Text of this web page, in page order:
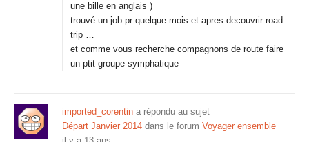
une bille en anglais )
trouvé un job pr quelque mois et apres decouvrir road
trip …
et comme vous recherche compagnons de route faire
un ptit groupe symphatique
imported_corentin a répondu au sujet
Départ Janvier 2014 dans le forum Voyager ensemble